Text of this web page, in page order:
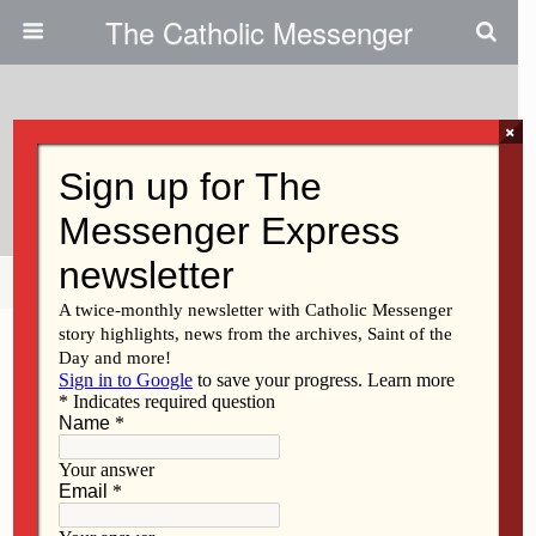
The Catholic Messenger
… Y Nació La Iglesia, Mi Iglesia
Share Tweet
×